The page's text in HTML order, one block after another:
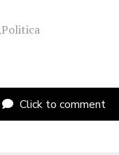
,Politica
Click to comment